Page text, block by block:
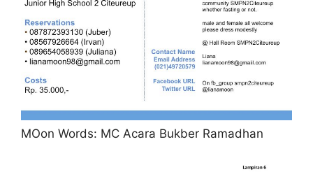
MOon Words: MC Acara Bukber Ramadhan